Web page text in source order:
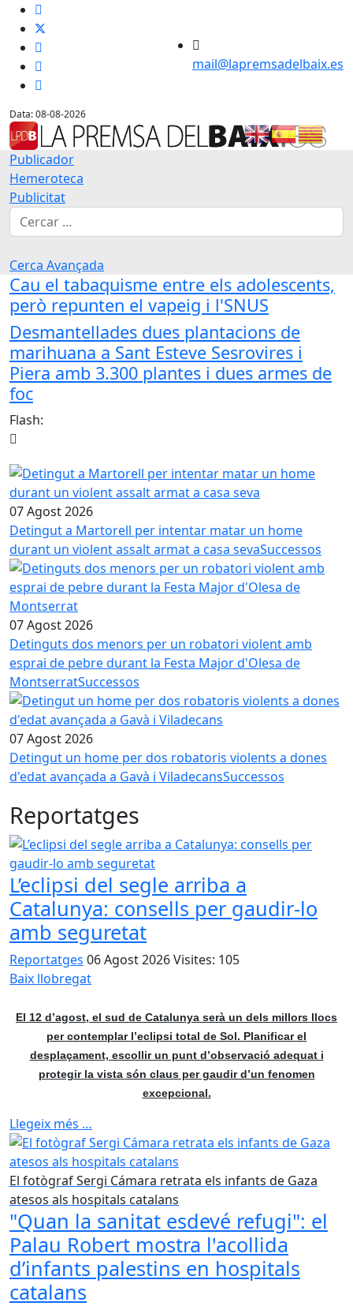
Data: 08-08-2026
mail@lapremsadelbaix.es
Publicador
Hemeroteca
Publicitat
Cerca
Cerca Avançada
Cau el tabaquisme entre els adolescents,
però repunten el vapeig i l'SNUS
Desmantellades dues plantacions de
marihuana a Sant Esteve Sesrovires i
Piera amb 3.300 plantes i dues armes de
foc
Flash:
07 Agost 2026
Detingut a Martorell per intentar matar un home
durant un violent assalt armat a casa sevaSuccessos
07 Agost 2026
Detinguts dos menors per un robatori violent amb
esprai de pebre durant la Festa Major d'Olesa de
MontserratSuccessos
07 Agost 2026
Detingut un home per dos robatoris violents a dones
d'edat avançada a Gavà i ViladecansSuccessos
Reportatges
L’eclipsi del segle arriba a
Catalunya: consells per gaudir-lo
amb seguretat
Reportatges 06 Agost 2026Visites: 105
Baix llobregat
El 12 d’agost, el sud de Catalunya serà un dels millors llocs
per contemplar l’eclipsi total de Sol. Planificar el
desplaçament, escollir un punt d’observació adequat i
protegir la vista són claus per gaudir d’un fenomen
excepcional.
Llegeix més …
El fotògraf Sergi Cámara retrata els infants de Gaza
atesos als hospitals catalans
"Quan la sanitat esdevé refugi": el
Palau Robert mostra l'acollida
d’infants palestins en hospitals
catalans